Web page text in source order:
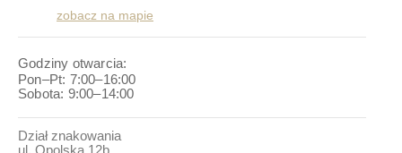
6999838918387
6415532774475
3329234111779
4076261477895
5947929763546
3502033910624
7437391517269
zobacz na mapie
Godziny otwarcia:
Pon–Pt: 7:00–16:00
Sobota: 9:00–14:00
Dział znakowania